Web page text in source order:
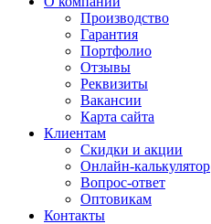
Производство
Гарантия
Портфолио
Отзывы
Реквизиты
Вакансии
Карта сайта
Клиентам
Скидки и акции
Онлайн-калькулятор
Вопрос-ответ
Оптовикам
Контакты